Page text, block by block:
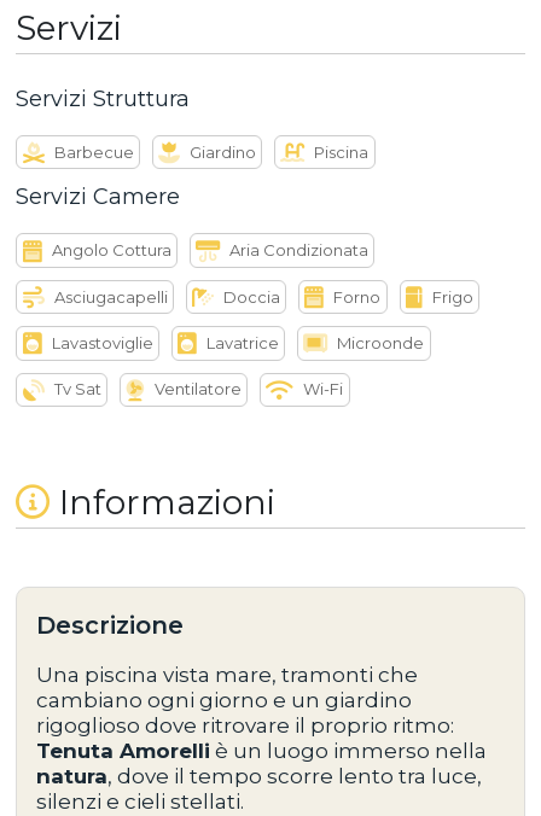
Servizi
Servizi Struttura
Barbecue Giardino Piscina
Servizi Camere
Angolo Cottura Aria Condizionata
Asciugacapelli Doccia Forno Frigo
Lavastoviglie Lavatrice Microonde
Tv Sat Ventilatore Wi-Fi
Informazioni
Descrizione
Una piscina vista mare, tramonti che
cambiano ogni giorno e ungiardino
rigoglioso dove ritrovare il proprio ritmo:
Tenuta Amorelli è un luogo immerso nella
natura, dove il tempo scorre lento tra luce,
silenzi e cieli stellati.